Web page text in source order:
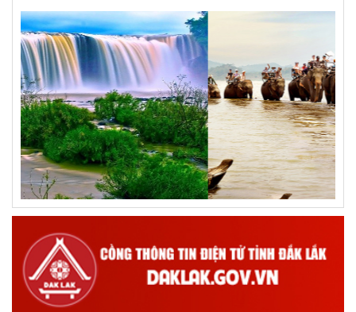
Tiểu phẩm audio spot Tiếng Ê đê - TP23
Tiểu phẩm audio spot Tiếng Ê đê - TP22
Tiểu phẩm audio spot Tiếng Ê đê - TP21